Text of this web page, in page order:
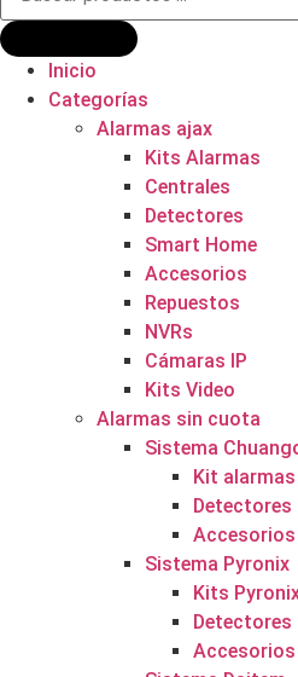
productos
Inicio
Categorías
Alarmas ajax
Kits Alarmas
Centrales
Detectores
Smart Home
Accesorios
Repuestos
NVRs
Cámaras IP
Kits Video
Alarmas sin cuota
Sistema
Kit
Detectores
Accesorios
Sistema Pyronix
Kits
Detectores